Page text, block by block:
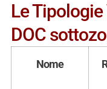
Le
DOC
Nome